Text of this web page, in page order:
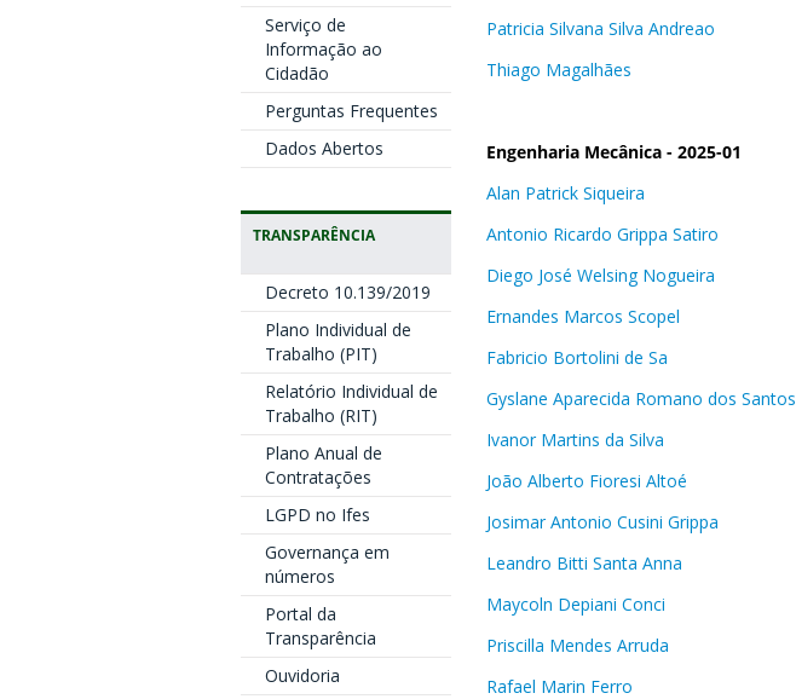
Serviço de
Informação ao
Cidadão
Perguntas Frequentes
Dados Abertos
TRANSPARÊNCIA
Decreto 10.139/2019
Plano Individual de
Trabalho (PIT)
Relatório Individual de
Trabalho (RIT)
Plano Anual de
Contratações
LGPD no Ifes
Governança em
números
Portal da
Transparência
Ouvidoria
Patricia Silvana Silva Andreao
Thiago Magalhães
Engenharia Mecânica - 2025-01
Alan Patrick Siqueira
Antonio Ricardo Grippa Satiro
Diego José Welsing Nogueira
Ernandes Marcos Scopel
Fabricio Bortolini de Sa
Gyslane Aparecida Romano dos Santos
Ivanor Martins da Silva
João Alberto Fioresi Altoé
Josimar Antonio Cusini Grippa
Leandro Bitti Santa Anna
Maycoln Depiani Conci
Priscilla Mendes Arruda
Rafael Marin Ferro